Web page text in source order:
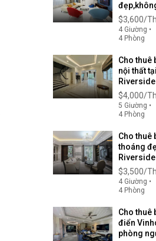
$3,600/
4 Giường •
4 Phòng
Cho thuê
nội thất
Riverside
$4,000/
5 Giường •
4 Phòng
Tắm • 383
Cho thuê
thoáng
Riverside
$3,500/
4 Giường •
4 Phòng
Tắm • 230
Cho thuê
điển
phòng